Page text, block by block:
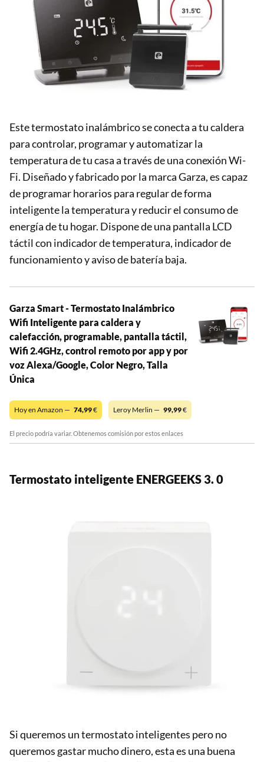
Este termostato inalámbrico se conecta a tu caldera
para controlar, programar y automatizar la
temperatura de tu casa a través de una conexión Wi-
Fi. Diseñado y fabricado por la marca Garza, es capaz
de programar horarios para regular de forma
inteligente la temperatura y reducir el consumo de
energía de tu hogar. Dispone de una pantalla LCD
táctil con indicador de temperatura, indicador de
funcionamiento y aviso de batería baja.
Garza Smart - Termostato Inalámbrico
Wifi Inteligente para caldera y
calefacción, programable, pantalla táctil,
Wifi 2.4GHz, control remoto por app y por
voz Alexa/Google, Color Negro, Talla
Única
Hoy en Amazon — 74,99€ Leroy Merlin — 99,99€
El precio podría variar. Obtenemos comisión por estos enlaces
Termostato inteligente ENERGEEKS 3. 0
Si queremos un termostato inteligentes pero no
queremos gastar mucho dinero, esta es una buena